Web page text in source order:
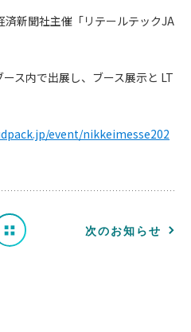
新聞社主催「リテールテックJA
ス内で出展し、ブース展示と LT
event/nikkeimesse202
せ
一 次のお知らせ